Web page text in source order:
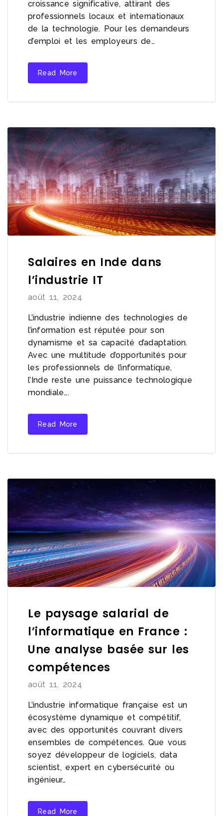
croissance significative, attirant des
professionnels locaux et internationaux
de la technologie. Pour les demandeurs
d’emploi et les employeurs de…
Read More
Salaires en Inde dans
l’industrie IT
août 11, 2024
L’industrie indienne des technologies de
l’information est réputée pour son
dynamisme et sa capacité d’adaptation.
Avec une multitude d’opportunités pour
les professionnels de l’informatique,
l’Inde reste une puissance technologique
mondiale….
Read More
Le paysage salarial de
l’informatique en France :
Une analyse basée sur les
compétences
août 11, 2024
L’industrie informatique française est un
écosystème dynamique et compétitif,
avec des opportunités couvrant divers
ensembles de compétences. Que vous
soyez développeur de logiciels, data
scientist, expert en cybersécurité ou
ingénieur…
Read More